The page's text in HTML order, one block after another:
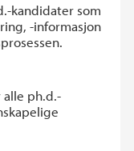
kandidater som
-informasjon
ph.d.-